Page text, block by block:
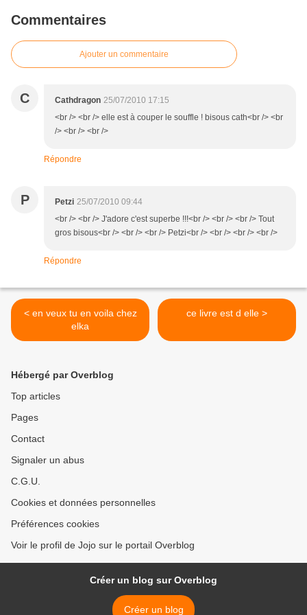
Commentaires
Ajouter un commentaire
C Cathdragon 25/07/2010 17:15
<br /> <br /> elle est à couper le souffle ! bisous cath<br /> <br
/> <br /> <br />
Répondre
P Petzi 25/07/2010 09:44
<br /> <br /> J'adore c'est superbe !!!<br /> <br /> <br /> Tout
gros bisous<br /> <br /> <br /> Petzi<br /> <br /> <br /> <br />
Répondre
< en veux tu en voila chez
elka
ce livre est d elle >
Hébergé par Overblog
Top articles
Pages
Contact
Signaler un abus
C.G.U.
Cookies et données personnelles
Préférences cookies
Voir le profil de Jojo sur le portail Overblog
Créer un blog sur Overblog
Créer un blog